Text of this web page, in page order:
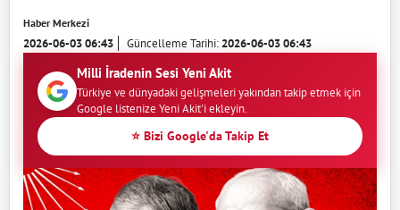
Haber Merkezi
2026-06-03 06:43 Güncelleme Tarihi:2026-06-03 06:43
Milli İradenin Sesi Yeni Akit
Türkiye ve dünyadaki gelişmeleri yakından takip etmek için
Google listenize Yeni Akit'i ekleyin.
⭐ Bizi Google'da Takip Et